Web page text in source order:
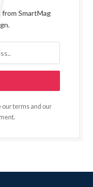
SmartMag
our terms and our